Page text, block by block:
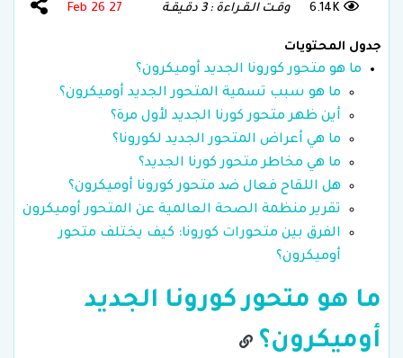
6.14K وقـت الـقـراءة : 3 دقـيقـة 27 Feb 26
جدول المحتويات
ما هو متحور كورونا الجديد أوميكرون؟
ما هو سبب تسمية المتحور الجديد أوميكرون؟
أين ظهر متحور كورنا الجديد لأول مرة؟
ما هي أعراض المتحور الجديد لكورونا؟
ما هي مخاطر متحور كورنا الجديد؟
هل اللقاح فعال ضد متحور كورونا أوميكرون؟
تقرير منظمة الصحة العالمية عن المتحور أوميكرون
الفرق بين متحورات كورونا: كيف يختلف متحور
أوميكرون؟
ما هو متحور كورونا الجديد
أوميكرون؟